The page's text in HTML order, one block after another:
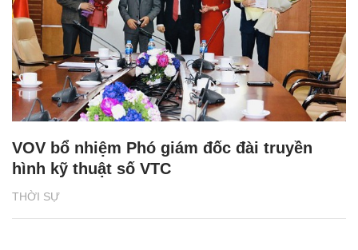
THỜI SỰ
VOV bổ nhiệm Phó giám đốc đài truyền
hình kỹ thuật số VTC